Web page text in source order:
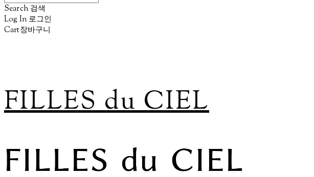
Search 검색
Log In 로그인
Cart장바구니
FILLES du CIEL